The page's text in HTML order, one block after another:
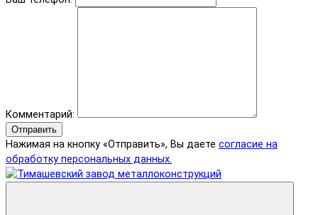
Комментарий:
Отправить
Нажимая на кнопку «Отправить», Вы даете согласие на
обработку персональных данных.